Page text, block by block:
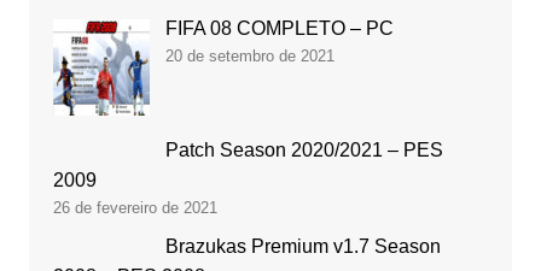
FIFA 08 COMPLETO – PC
20 de setembro de 2021
Patch Season 2020/2021 – PES
2009
26 de fevereiro de 2021
Brazukas Premium v1.7 Season